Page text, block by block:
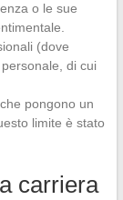
o le sue
(dove
di cui
pongono un
limite è stato
carriera